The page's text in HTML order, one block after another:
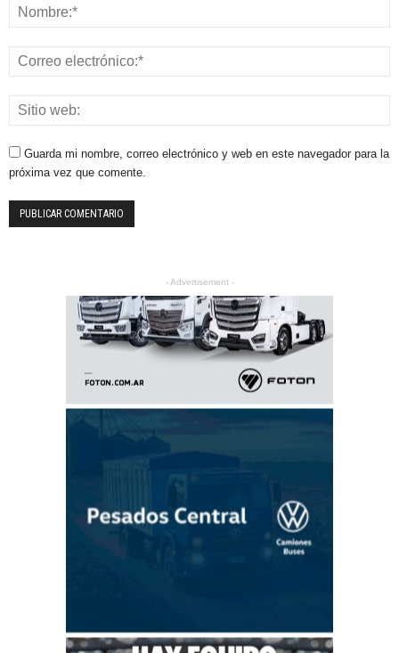
Guarda mi nombre, correo electrónico y web en este navegador para la
próxima vez que comente.
- Advertisement -